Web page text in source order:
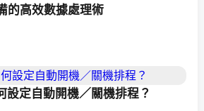
的高效數據處理術
定自動開機／關機排程？